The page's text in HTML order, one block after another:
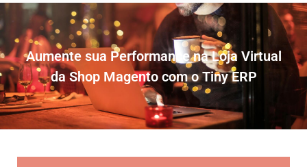
Aumente sua Performance na Loja Virtual
da Shop Magento com o Tiny ERP